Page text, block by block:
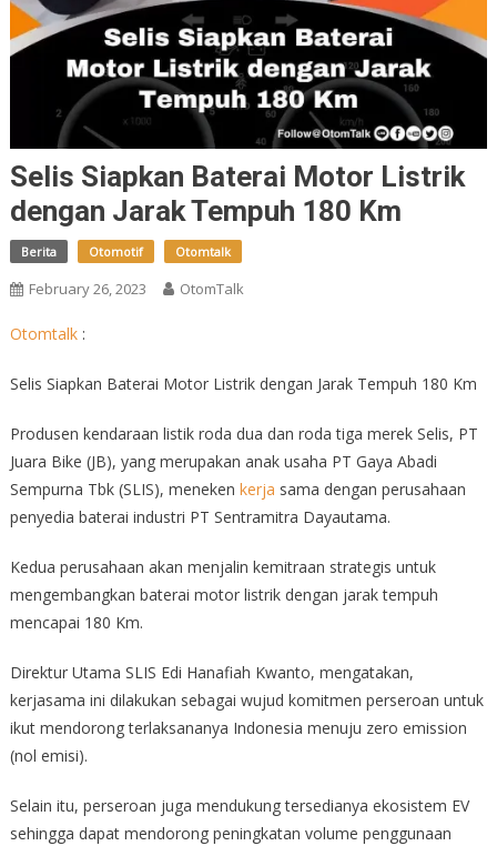
Selis Siapkan Baterai Motor Listrik
dengan Jarak Tempuh 180 Km
Berita Otomotif Otomtalk
February 26, 2023 OtomTalk
Otomtalk:
Selis Siapkan Baterai Motor Listrik dengan Jarak Tempuh 180 Km
Produsen kendaraan listik roda dua dan roda tiga merek Selis, PT
Juara Bike (JB), yang merupakan anak usaha PT Gaya Abadi
Sempurna Tbk (SLIS), meneken kerja sama dengan perusahaan
penyedia baterai industri PT Sentramitra Dayautama.
Kedua perusahaan akan menjalin kemitraan strategis untuk
mengembangkan baterai motor listrik dengan jarak tempuh
mencapai 180 Km.
Direktur Utama SLIS Edi Hanafiah Kwanto, mengatakan,
kerjasama ini dilakukan sebagai wujud komitmen perseroan untuk
ikut mendorong terlaksananya Indonesia menuju zero emission
(nol emisi).
Selain itu, perseroan juga mendukung tersedianya ekosistem EV
sehingga dapat mendorong peningkatan volume penggunaan